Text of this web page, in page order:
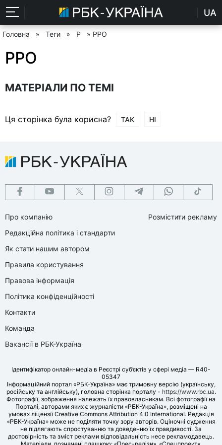
UA
Головна » Теги » Р » РРО
РРО
МАТЕРІАЛИ ПО ТЕМІ
Ця сторінка була корисна? ТАК НІ
Про компанію
Редакційна політика і стандарти
Як стати нашим автором
Правила користування
Правова інформація
Політика конфіденційності
Контакти
Команда
Вакансії в РБК-Україна
Розмістити рекламу
Ідентифікатор онлайн-медіа в Реєстрі суб’єктів у сфері медіа — R40-
05347
Інформаційний портал «РБК-Україна» має тримовну версію (українську,
російську та англійську), головна сторінка порталу - https://www.rbc.ua.
Фотографії, зображення належать їх правовласникам. Всі фотографії на
Порталі, авторами яких є журналісти «РБК-Україна», розміщені на
умовах ліцензії Creative Commons Attribution 4.0 International. Редакція
«РБК-Україна» може не поділяти точку зору авторів. Оціночні судження
не підлягають спростуванню та доведенню їх правдивості. За
достовірність та зміст реклами відповідальність несе рекламодавець.